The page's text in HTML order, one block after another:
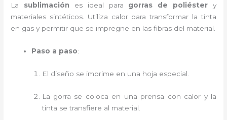
La sublimación es ideal para gorras de poliéster y
materiales sintéticos. Utiliza calor para transformar la tinta
en gas y permitir que se impregne en las fibras del material.
Paso a paso:
El diseño se imprime en una hoja especial.
La gorra se coloca en una prensa con calor y la
tinta se transfiere al material.